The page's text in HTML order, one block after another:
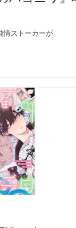
情ストーカーが